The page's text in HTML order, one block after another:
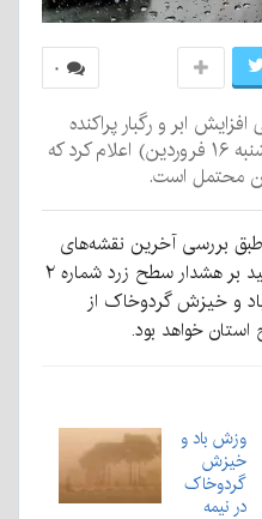
۰
ابر و رگبار پراکنده
باران در ساعات بعدازظهر امروز (شنبه ۱۶ فروردین) اعلام کرد که
محتمل است.
طبق بررسی آخرین نقشه‌های
پیش‌یابی هواشناسی و ضمن تأکید بر هشدار سطح زرد شماره ۲
و خیزش گردوخاک از
خواهد بود.
وزش باد و
خیزش
گردوخاک
در نیمه